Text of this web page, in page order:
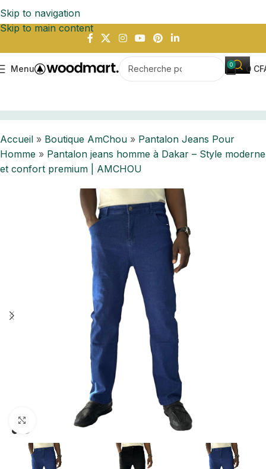
Skip to navigation
Skip to main content
Menu 0 0
Accueil » Boutique AmChou » Pantalon Jeans Pour
Homme » Pantalon jeans homme à Dakar – Style moderne
et confort premium | AMCHOU
Cliquez pour agrandir